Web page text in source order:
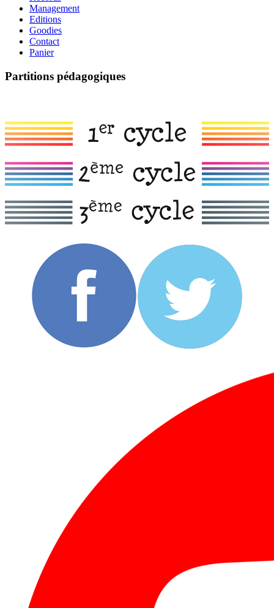
Management
Editions
Goodies
Contact
Panier
Partitions pédagogiques